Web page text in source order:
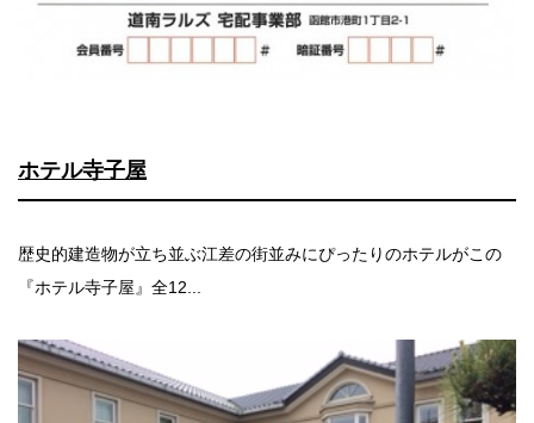
ホテル寺子屋
歴史的建造物が立ち並ぶ江差の街並みにぴったりのホテルがこの
『ホテル寺子屋』全12...